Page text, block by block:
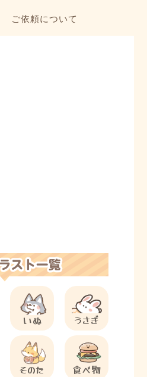
ご依頼について
いぬ うさぎ
そのた 食べ物